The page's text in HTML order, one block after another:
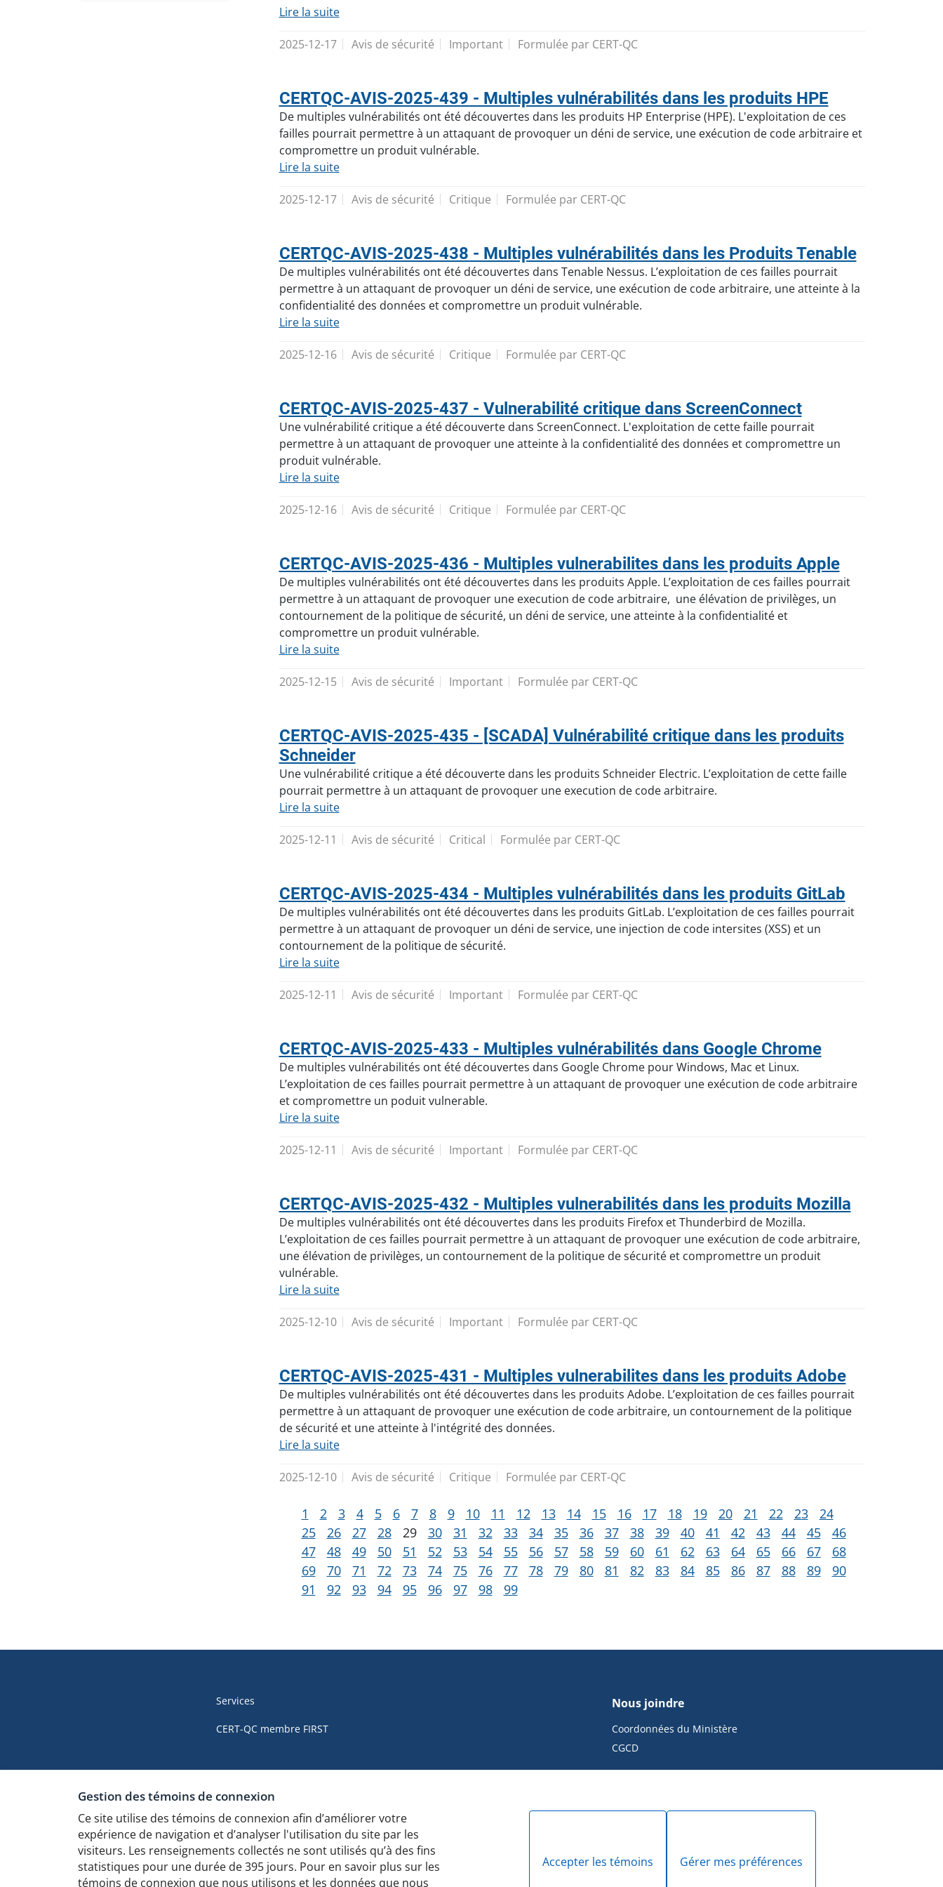
Gestion des témoins de connexion
Ce site utilise des témoins de connexion afin d’améliorer votre
expérience de navigation et d’analyser l'utilisation du site par les
visiteurs. Les renseignements collectés ne sont utilisés qu’à des fins
statistiques pour une durée de 395 jours. Pour en savoir plus sur les
témoins de connexion que nous utilisons et les données que nous
Accepter les témoins Gérer mes préférences
Lire la suite
2025-12-17 Avis de sécurité Important Formulée par CERT-QC
CERTQC-AVIS-2025-439 - Multiples vulnérabilités dans les produits HPE
De multiples vulnérabilités ont été découvertes dans les produits HP Enterprise (HPE). L'exploitation de ces
failles pourrait permettre à un attaquant de provoquer un déni de service, une exécution de code arbitraire et
compromettre un produit vulnérable.
Lire la suite
2025-12-17 Avis de sécurité Critique Formulée par CERT-QC
CERTQC-AVIS-2025-438 - Multiples vulnérabilités dans les Produits Tenable
De multiples vulnérabilités ont été découvertes dans Tenable Nessus. L’exploitation de ces failles pourrait
permettre à un attaquant de provoquer un déni de service, une exécution de code arbitraire, une atteinte à la
confidentialité des données et compromettre un produit vulnérable.
Lire la suite
2025-12-16 Avis de sécurité Critique Formulée par CERT-QC
CERTQC-AVIS-2025-437 - Vulnerabilité critique dans ScreenConnect
Une vulnérabilité critique a été découverte dans ScreenConnect. L'exploitation de cette faille pourrait
permettre à un attaquant de provoquer une atteinte à la confidentialité des données et compromettre un
produit vulnérable.
Lire la suite
2025-12-16 Avis de sécurité Critique Formulée par CERT-QC
CERTQC-AVIS-2025-436 - Multiples vulnerabilites dans les produits Apple
De multiples vulnérabilités ont été découvertes dans les produits Apple. L’exploitation de ces failles pourrait
permettre à un attaquant de provoquer une execution de code arbitraire, une élévation de privilèges, un
contournement de la politique de sécurité, un déni de service, une atteinte à la confidentialité et
compromettre un produit vulnérable.
Lire la suite
2025-12-15 Avis de sécurité Important Formulée par CERT-QC
CERTQC-AVIS-2025-435 - [SCADA] Vulnérabilité critique dans les produits
Schneider
Une vulnérabilité critique a été découverte dans les produits Schneider Electric. L’exploitation de cette faille
pourrait permettre à un attaquant de provoquer une execution de code arbitraire.
Lire la suite
2025-12-11 Avis de sécurité Critical Formulée par CERT-QC
CERTQC-AVIS-2025-434 - Multiples vulnérabilités dans les produits GitLab
De multiples vulnérabilités ont été découvertes dans les produits GitLab. L’exploitation de ces failles pourrait
permettre à un attaquant de provoquer un déni de service, une injection de code intersites (XSS) et un
contournement de la politique de sécurité.
Lire la suite
2025-12-11 Avis de sécurité Important Formulée par CERT-QC
CERTQC-AVIS-2025-433 - Multiples vulnérabilités dans Google Chrome
De multiples vulnérabilités ont été découvertes dans Google Chrome pour Windows, Mac et Linux.
L’exploitation de ces failles pourrait permettre à un attaquant de provoquer une exécution de code arbitraire
et compromettre un poduit vulnerable.
Lire la suite
2025-12-11 Avis de sécurité Important Formulée par CERT-QC
CERTQC-AVIS-2025-432 - Multiples vulnerabilités dans les produits Mozilla
De multiples vulnérabilités ont été découvertes dans les produits Firefox et Thunderbird de Mozilla.
L’exploitation de ces failles pourrait permettre à un attaquant de provoquer une exécution de code arbitraire,
une élévation de privilèges, un contournement de la politique de sécurité et compromettre un produit
vulnérable.
Lire la suite
2025-12-10 Avis de sécurité Important Formulée par CERT-QC
CERTQC-AVIS-2025-431 - Multiples vulnerabilites dans les produits Adobe
De multiples vulnérabilités ont été découvertes dans les produits Adobe. L’exploitation de ces failles pourrait
permettre à un attaquant de provoquer une exécution de code arbitraire, un contournement de la politique
de sécurité et une atteinte à l'intégrité des données.
Lire la suite
2025-12-10 Avis de sécurité Critique Formulée par CERT-QC
1 2 3 4 5 6 7 8 9 10 11 12 13 14 15 16 17 18 19 20 21 22 23
24
25
26 27 28 29 30 31 32 33 34 35 36 37 38 39 40 41 42 43 44 45
46
47
48 49 50 51 52 53 54 55 56 57 58 59 60 61 62 63 64 65 66 67
68
69
70 71 72 73 74 75 76 77 78 79 80 81 82 83 84 85 86 87 88 89
90
91
92 93 94 95 96 97 98 99
de
page
de
cyber.gouv.qc.ca
Services
CERT-QC membre FIRST
Nous joindre
Coordonnées du Ministère
CGCD
Politique de confidentialité